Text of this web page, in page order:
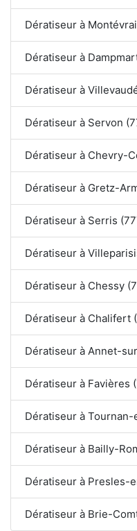
Dératiseur à
Dératiseur à
Dératiseur à
Dératiseur à Servon
Dératiseur à Chevry-
Dératiseur à Gretz-
Dératiseur à Serris
Dératiseur à
Dératiseur à Chessy
Dératiseur à Chalifert
Dératiseur à Annet-
Dératiseur à Favières
Dératiseur à
Dératiseur à Bailly-
Dératiseur à Presles-
Dératiseur à Brie-